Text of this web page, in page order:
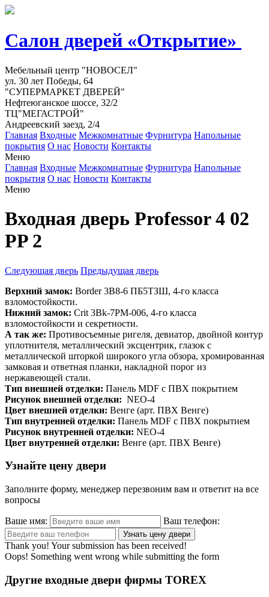
Салон дверей «Открытие»
Мебельный центр "НОВОСЕЛ"
ул. 30 лет Победы, 64
"СУПЕРМАРКЕТ ДВЕРЕЙ"
Нефтеюганское шоссе, 32/2
ТЦ"МЕГАСТРОЙ"
Андреевский заезд, 2/4
Главная Входные Межкомнатные Фурнитура Напольные
покрытия О нас Новости Контакты
Меню
Главная Входные Межкомнатные Фурнитура Напольные
покрытия О нас Новости Контакты
Меню
Входная дверь Professor 4 02
PP 2
Следующая дверь Предыдущая дверь
Верхний замок: Border 3B8-6 ПБ5ТЗШ, 4-го класса
взломостойкости.
Нижний замок: Crit 3Bk-7PM-006, 4-го класса
взломостойкости и секретности.
А так же: Противосъемные ригеля, девиатор, двойной контур
уплотнителя, металлический эксцентрик, глазок с
металлической шторкой широкого угла обзора, хромированная
замковая и ответная планки, накладной порог из
нержавеющей стали.
Тип внешней отделки: Панель MDF с ПВХ покрытием
Рисунок внешней отделки: NEO-4
Цвет внешней отделки: Венге (арт. ПВХ Венге)
Тип внутренней отделки: Панель MDF с ПВХ покрытием
Рисунок внутренней отделки: NEO-4
Цвет внутренней отделки: Венге (арт. ПВХ Венге)
Узнайте цену двери
Заполните форму, менеджер перезвоним вам и ответит на все
вопросы
Ваше имя: Ваш телефон:
Thank you! Your submission has been received!
Oops! Something went wrong while submitting the form
Другие входные двери фирмы TOREX